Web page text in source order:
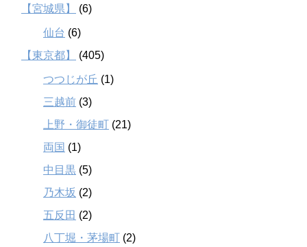
【宮城県】
(6)
仙台 (6)
【東京都】
(405)
つつじが丘 (1)
三越前 (3)
上野・御徒町 (21)
両国 (1)
中目黒 (5)
乃木坂 (2)
五反田 (2)
八丁堀・茅場町 (2)